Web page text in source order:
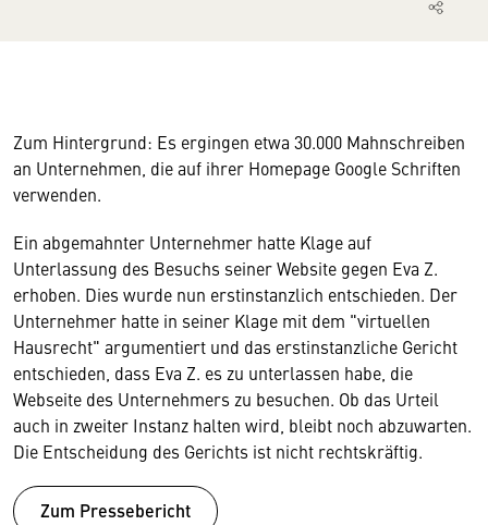
Zum Hintergrund: Es ergingen etwa 30.000 Mahnschreiben
an Unternehmen, die auf ihrer Homepage Google Schriften
verwenden.
Ein abgemahnter Unternehmer hatte Klage auf
Unterlassung des Besuchs seiner Website gegen Eva Z.
erhoben. Dies wurde nun erstinstanzlich entschieden. Der
Unternehmer hatte in seiner Klage mit dem "virtuellen
Hausrecht" argumentiert und das erstinstanzliche Gericht
entschieden, dass Eva Z. es zu unterlassen habe, die
Webseite des Unternehmers zu besuchen. Ob das Urteil
auch in zweiter Instanz halten wird, bleibt noch abzuwarten.
Die Entscheidung des Gerichts ist nicht rechtskräftig.
Zum Pressebericht